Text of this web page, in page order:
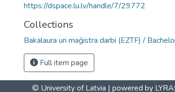
https://dspace.lu.lv/handle/7/29772
Collections
Bakalaura un maģistra darbi (EZTF) /
Full item page
© University of Latvia | powered by